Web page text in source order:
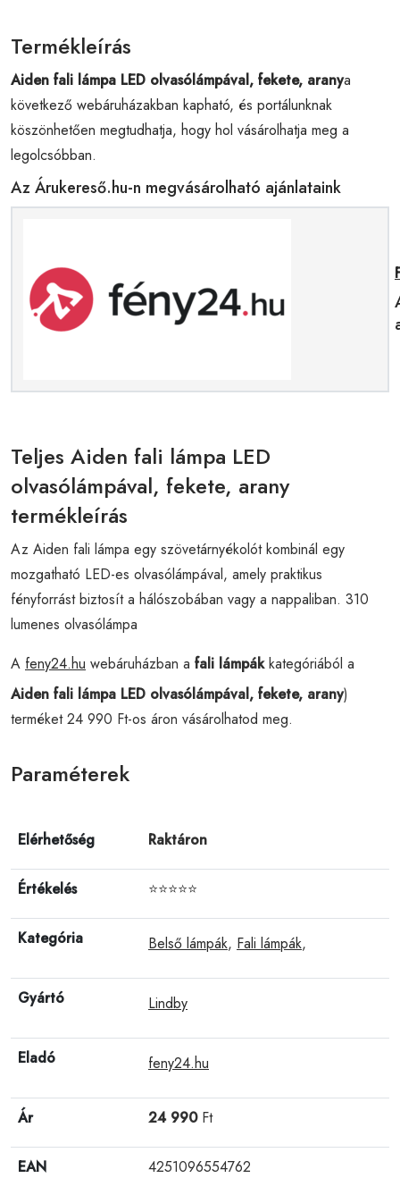
Termékleírás
Aiden fali lámpa LED olvasólámpával, fekete, aranya
következő webáruházakban kapható, és portálunknak
köszönhetően megtudhatja, hogy hol vásárolhatja meg a
legolcsóbban.
Az Árukereső.hu-n megvásárolható ajánlataink
Teljes Aiden fali lámpa LED
olvasólámpával, fekete, arany
termékleírás
Az Aiden fali lámpa egy szövetárnyékolót kombinál egy
mozgatható LED-es olvasólámpával, amely praktikus
fényforrást biztosít a hálószobában vagy a nappaliban. 310
lumenes olvasólámpa
A feny24.hu webáruházban a fali lámpákkategóriából a
Aiden fali lámpa LED olvasólámpával, fekete, arany)
terméket 24 990 Ft-os áron vásárolhatod meg.
Paraméterek
Elérhetőség Raktáron
Értékelés ⭐⭐⭐⭐⭐
Kategória Belső lámpák, Fali lámpák,
Gyártó Lindby
Eladó feny24.hu
Ár 24 990Ft
EAN 4251096554762